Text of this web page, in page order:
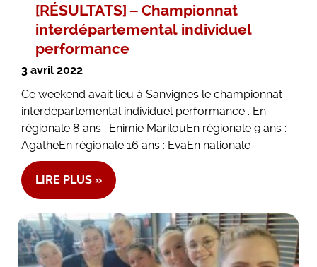
[RÉSULTATS] – Championnat
interdépartemental individuel
performance
3 avril 2022
Ce weekend avait lieu à Sanvignes le championnat
interdépartemental individuel performance . En
régionale 8 ans : Enimie MarilouEn régionale 9 ans :
AgatheEn régionale 16 ans : EvaEn nationale
LIRE PLUS »